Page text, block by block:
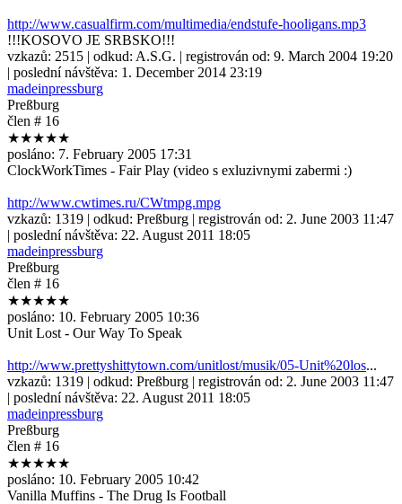
http://www.casualfirm.com/multimedia/endstufe-hooligans.mp3
!!!KOSOVO JE SRBSKO!!!
vzkazů: 2515 | odkud: A.S.G. | registrován od: 9. March 2004 19:20
| poslední návštěva: 1. December 2014 23:19
madeinpressburg
Preßburg
člen # 16
★★★★★
posláno: 7. February 2005 17:31
ClockWorkTimes - Fair Play (video s exluzivnymi zabermi :)
http://www.cwtimes.ru/CWtmpg.mpg
vzkazů: 1319 | odkud: Preßburg | registrován od: 2. June 2003 11:47
| poslední návštěva: 22. August 2011 18:05
madeinpressburg
Preßburg
člen # 16
★★★★★
posláno: 10. February 2005 10:36
Unit Lost - Our Way To Speak
http://www.prettyshittytown.com/unitlost/musik/05-Unit%20los...
vzkazů: 1319 | odkud: Preßburg | registrován od: 2. June 2003 11:47
| poslední návštěva: 22. August 2011 18:05
madeinpressburg
Preßburg
člen # 16
★★★★★
posláno: 10. February 2005 10:42
Vanilla Muffins - The Drug Is Football